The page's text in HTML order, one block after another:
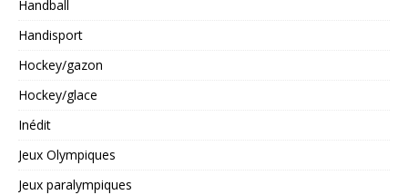
Handball
Handisport
Hockey/gazon
Hockey/glace
Inédit
Jeux Olympiques
Jeux paralympiques